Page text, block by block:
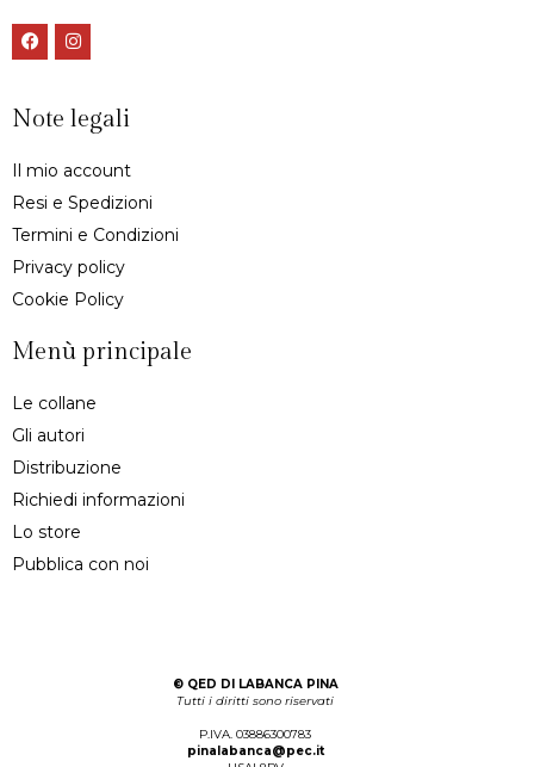
Note legali
Il mio account
Resi e Spedizioni
Termini e Condizioni
Privacy policy
Cookie Policy
Menù principale
Le collane
Gli autori
Distribuzione
Richiedi informazioni
Lo store
Pubblica con noi
© QED DI LABANCA PINA
Tutti i diritti sono riservati
P.IVA. 03886300783
pinalabanca@pec.it